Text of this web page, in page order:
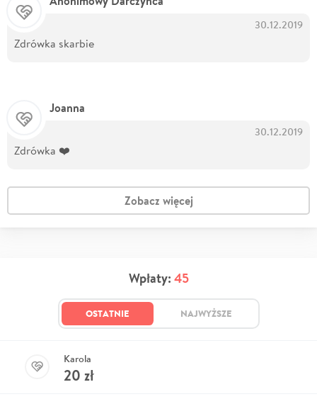
30.12.2019
Zdrówka skarbie
Joanna
30.12.2019
Zdrówka ❤️
Zobacz więcej
Wpłaty: 45
OSTATNIE NAJWYŻSZE
Karola
20 zł